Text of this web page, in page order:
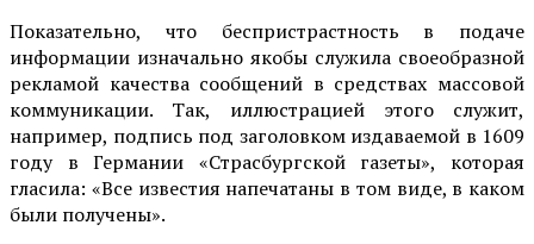
Показательно, что беспристрастность в подаче
информации изначально якобы служила своеобразной
рекламой качества сообщений в средствах массовой
коммуникации. Так, иллюстрацией этого служит,
например, подпись под заголовком издаваемой в 1609
году в Германии «Страсбургской газеты», которая
гласила: «Все известия напечатаны в том виде, в каком
были получены».